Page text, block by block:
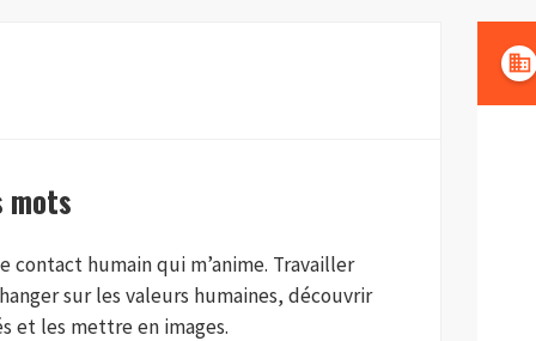
mots
contact humain qui m’anime. Travailler
sur les valeurs humaines, découvrir
et les mettre en images.
domain